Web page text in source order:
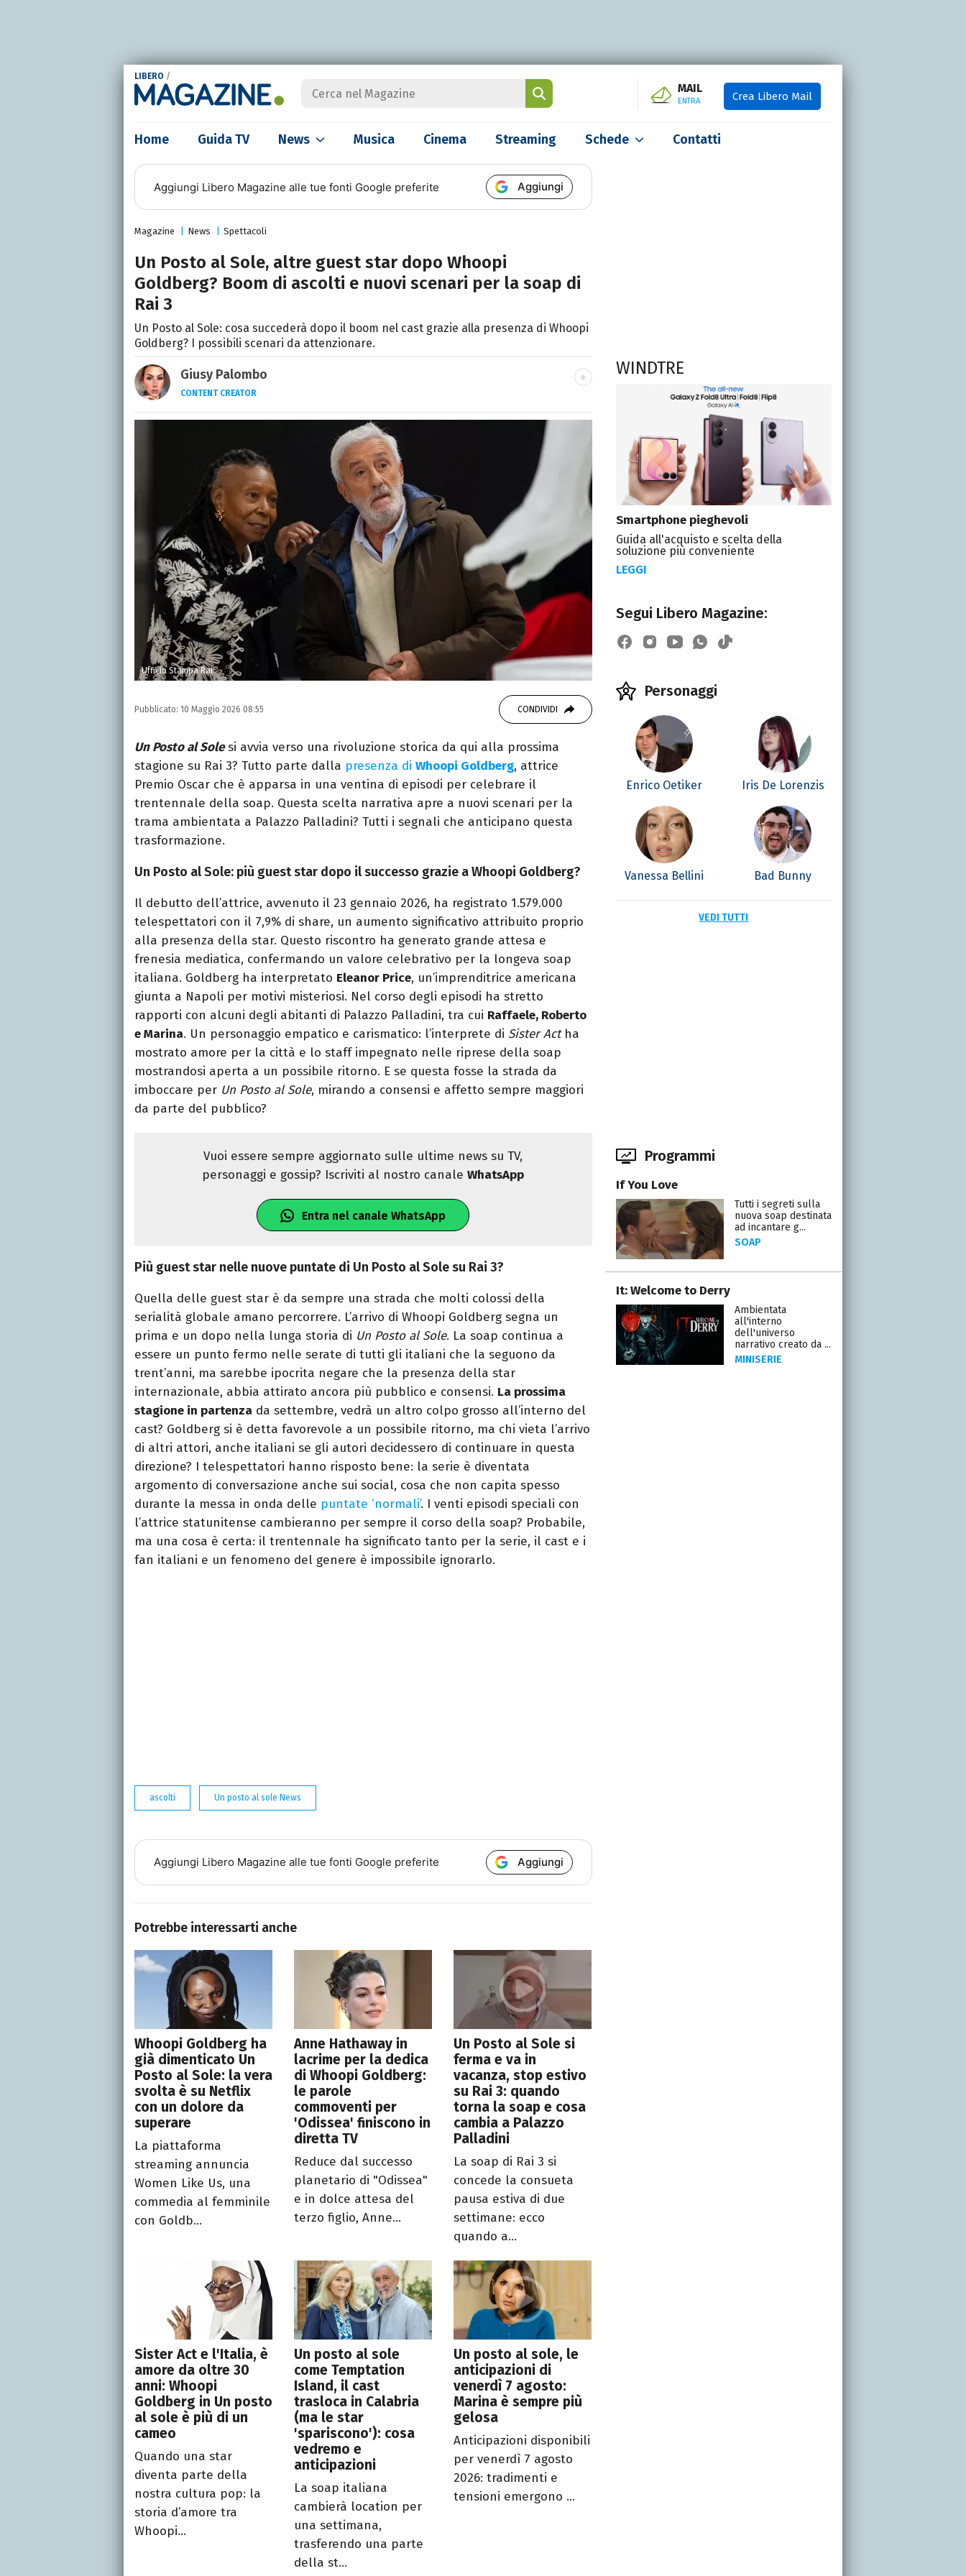
LIBERO /
MAIL
ENTRA Crea Libero Mail
Home Guida TV News Musica Cinema Streaming Schede Contatti
Aggiungi Libero Magazine alle tue fonti Google preferite Aggiungi
Magazine News Spettacoli
Un Posto al Sole, altre guest star dopo Whoopi
Goldberg? Boom di ascolti e nuovi scenari per la soap di
Rai 3
Un Posto al Sole: cosa succederà dopo il boom nel cast grazie alla presenza di Whoopi
Goldberg? I possibili scenari da attenzionare.
Giusy Palombo
CONTENT CREATOR
LINKEDIN
INSTAGRAM ALTRI SITI
Giornalista e content creator. Racconto cultura pop e spettacolo tra
articoli e video, con uno stile diretto e autoriale.
Ufficio Stampa Rai
Pubblicato: 10 Maggio 2026 08:55 CONDIVIDI
Un Posto al Solesi avvia verso una rivoluzione storica da qui alla prossima
stagione su Rai 3? Tutto parte dalla presenza di Whoopi Goldberg, attrice
Premio Oscar che è apparsa in una ventina di episodi per celebrare il
trentennale della soap. Questa scelta narrativa apre a nuovi scenari per la
trama ambientata a Palazzo Palladini? Tutti i segnali che anticipano questa
trasformazione.
Un Posto al Sole: più guest star dopo il successo grazie a Whoopi Goldberg?
Il debutto dell’attrice, avvenuto il 23 gennaio 2026, ha registrato 1.579.000
telespettatori con il 7,9% di share, un aumento significativo attribuito proprio
alla presenza della star. Questo riscontro ha generato grande attesa e
frenesia mediatica, confermando un valore celebrativo per la longeva soap
italiana. Goldberg ha interpretato Eleanor Price, un’imprenditrice americana
giunta a Napoli per motivi misteriosi. Nel corso degli episodi ha stretto
rapporti con alcuni degli abitanti di Palazzo Palladini, tra cui Raffaele, Roberto
e Marina. Un personaggio empatico e carismatico: l’interprete di Sister Actha
mostrato amore per la città e lo staff impegnato nelle riprese della soap
mostrandosi aperta a un possibile ritorno. E se questa fosse la strada da
imboccare per Un Posto al Sole, mirando a consensi e affetto sempre maggiori
da parte del pubblico?
Vuoi essere sempre aggiornato sulle ultime news su TV,
personaggi e gossip? Iscriviti al nostro canaleWhatsApp
Entra nel canale WhatsApp
Più guest star nelle nuove puntate di Un Posto al Sole su Rai 3?
Quella delle guest star è da sempre una strada che molti colossi della
serialità globale amano percorrere. L’arrivo di Whoopi Goldberg segna un
prima e un dopo nella lunga storia di Un Posto al Sole. La soap continua a
essere un punto fermo nelle serate di tutti gli italiani che la seguono da
trent’anni, ma sarebbe ipocrita negare che la presenza della star
internazionale, abbia attirato ancora più pubblico e consensi. La prossima
stagione in partenza da settembre, vedrà un altro colpo grosso all’interno del
cast? Goldberg si è detta favorevole a un possibile ritorno, ma chi vieta l’arrivo
di altri attori, anche italiani se gli autori decidessero di continuare in questa
direzione? I telespettatori hanno risposto bene: la serie è diventata
argomento di conversazione anche sui social, cosa che non capita spesso
durante la messa in onda delle puntate ‘normali’. I venti episodi speciali con
l’attrice statunitense cambieranno per sempre il corso della soap? Probabile,
ma una cosa è certa: il trentennale ha significato tanto per la serie, il cast e i
fan italiani e un fenomeno del genere è impossibile ignorarlo.
ascolti Un posto al sole News
Aggiungi Libero Magazine alle tue fonti Google preferite Aggiungi
Potrebbe interessarti anche
Whoopi Goldberg ha
già dimenticato Un
Posto al Sole: la vera
svolta è su Netflix
con un dolore da
superare
La piattaforma
streaming annuncia
Women Like Us, una
commedia al femminile
con Goldb...
Anne Hathaway in
lacrime per la dedica
di Whoopi Goldberg:
le parole
commoventi per
'Odissea' finiscono in
diretta TV
Reduce dal successo
planetario di "Odissea"
e in dolce attesa del
terzo figlio, Anne...
Un Posto al Sole si
ferma e va in
vacanza, stop estivo
su Rai 3: quando
torna la soap e cosa
cambia a Palazzo
Palladini
La soap di Rai 3 si
concede la consueta
pausa estiva di due
settimane: ecco
quando a...
Sister Act e l'Italia, è
amore da oltre 30
anni: Whoopi
Goldberg in Un posto
al sole è più di un
cameo
Quando una star
diventa parte della
nostra cultura pop: la
storia d’amore tra
Whoopi...
Un posto al sole
come Temptation
Island, il cast
trasloca in Calabria
(ma le star
'spariscono'): cosa
vedremo e
anticipazioni
La soap italiana
cambierà location per
una settimana,
trasferendo una parte
della st...
Un posto al sole, le
anticipazioni di
venerdì 7 agosto:
Marina è sempre più
gelosa
Anticipazioni disponibili
per venerdì 7 agosto
2026: tradimenti e
tensioni emergono ...
WINDTRE
Smartphone pieghevoli
Guida all'acquisto e scelta della
soluzione più conveniente
LEGGI
Segui Libero Magazine:
Personaggi
Enrico Oetiker Iris De Lorenzis
Vanessa Bellini Bad Bunny
VEDI TUTTI
Programmi
If You Love
Tutti i segreti sulla
nuova soap destinata
ad incantare g...
SOAP
It: Welcome to Derry
Ambientata
all'interno
dell'universo
narrativo creato da ...
MINISERIE